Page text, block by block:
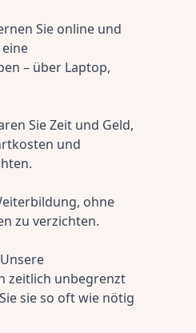
Sie online und
– über Laptop,
Sie Zeit und Geld,
und
ohne
zu verzichten.
Unsere
zeitlich unbegrenzt
sie so oft wie nötig